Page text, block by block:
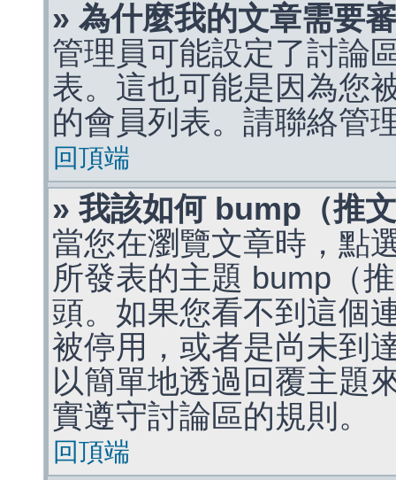
» 為什麼我的文章需要
管理員可能設定了討論
表。這也可能是因為您
的會員列表。請聯絡管
回頂端
» 我該如何 bump（推
當您在瀏覽文章時，點
所發表的主題 bump（
頭。如果您看不到這個
被停用，或者是尚未到
以簡單地透過回覆主題
實遵守討論區的規則。
回頂端